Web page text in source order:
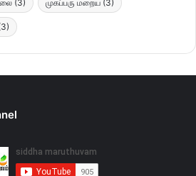
(3) முகப்பரு மறைய (3)